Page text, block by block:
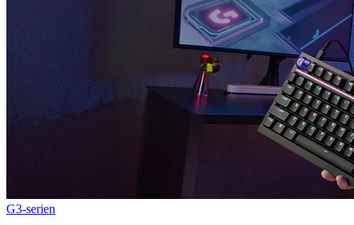
G3-serien